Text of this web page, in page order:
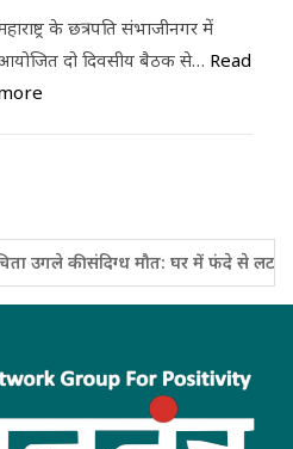
के छत्रपति संभाजीनगर में
दो दिवसीय बैठक से… Read
उगले की संदिग्ध मौत: घर में फंदे से लटका